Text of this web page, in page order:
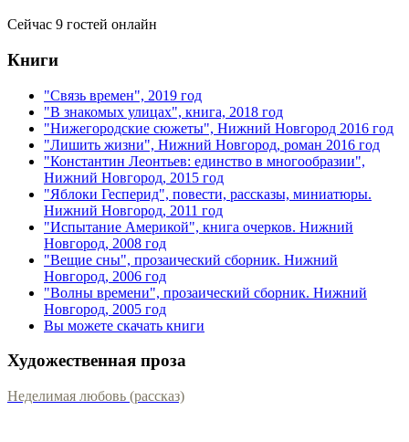
Сейчас 9 гостей онлайн
Книги
"Связь времен", 2019 год
"В знакомых улицах", книга, 2018 год
"Нижегородские сюжеты", Нижний Новгород 2016 год
"Лишить жизни", Нижний Новгород, роман 2016 год
"Константин Леонтьев: единство в многообразии",
Нижний Новгород, 2015 год
"Яблоки Гесперид", повести, рассказы, миниатюры.
Нижний Новгород, 2011 год
"Испытание Америкой", книга очерков. Нижний
Новгород, 2008 год
"Вещие сны", прозаический сборник. Нижний
Новгород, 2006 год
"Волны времени", прозаический сборник. Нижний
Новгород, 2005 год
Вы можете скачать книги
Художественная проза
Неделимая любовь (рассказ)